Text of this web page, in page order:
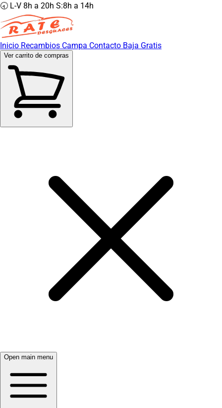
🕣 L-V 8h a 20h S:8h a 14h
Inicio Recambios Campa Contacto Baja Gratis
Ver carrito de compras
Open main menu